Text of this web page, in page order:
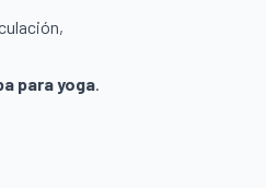
para yoga